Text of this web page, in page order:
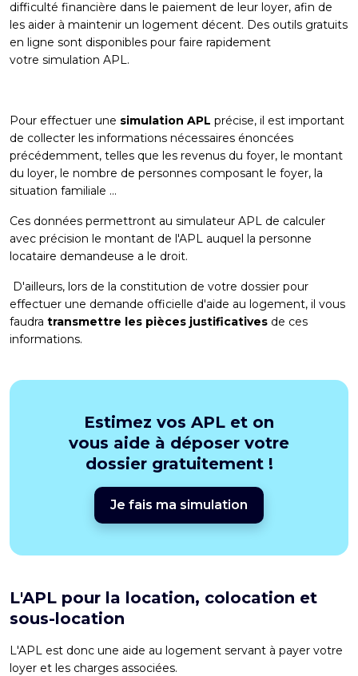
difficulté financière dans le paiement de leur loyer, afin de
les aider à maintenir un logement décent. Des outils gratuits
en ligne sont disponibles pour faire rapidement
votre simulation APL.
Pour effectuer une simulation APL précise, il est important
de collecter les informations nécessaires énoncées
précédemment, telles que les revenus du foyer, le montant
du loyer, le nombre de personnes composant le foyer, la
situation familiale ...
Ces données permettront au simulateur APL de calculer
avec précision le montant de l'APL auquel la personne
locataire demandeuse a le droit.
D'ailleurs, lors de la constitution de votre dossier pour
effectuer une demande officielle d'aide au logement, il vous
faudra transmettre les pièces justificatives de ces
informations.
Estimez vos APL et on
vous aide à déposer votre
dossier gratuitement !
Je fais ma simulation
L'APL pour la location, colocation et
sous-location
L'APL est donc une aide au logement servant à payer votre
loyer et les charges associées.